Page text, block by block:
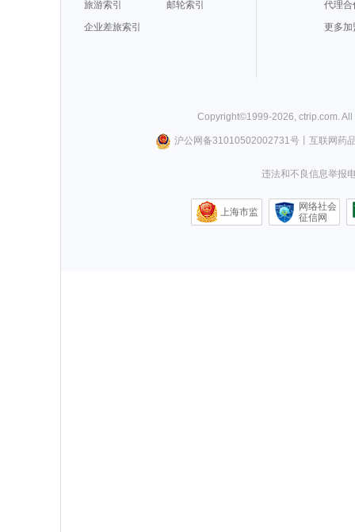
旅游索引
邮轮索引
企业差旅索引
代理合
更多加
Copyright©1999-2026 ctrip.com .
沪公网备31010502002731号丨 互联网药
违法和不良信息举报
上海市监
网络社会
征信网